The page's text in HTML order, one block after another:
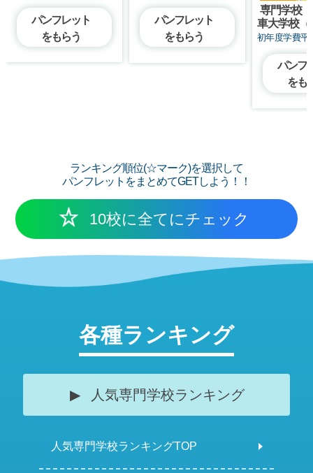
パンフレット
をもらう
パンフレット
をもらう
専門学校
車大学校（
初年度学費平
パンフ
をも
ランキング順位(☆マーク)を選択して
パンフレットをまとめてGETしよう！！
10校に全てにチェック
各種ランキング
人気専門学校ランキング
人気専門学校ランキングTOP